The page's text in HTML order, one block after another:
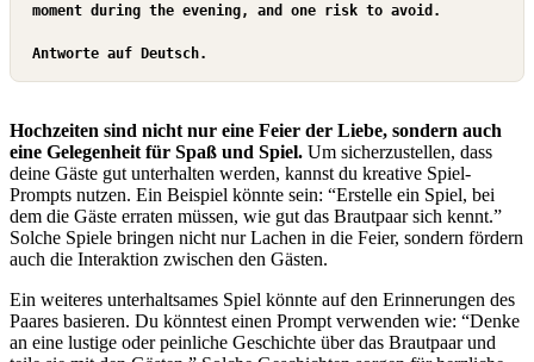
moment during the evening, and one risk to avoid.
Antworte auf Deutsch.
Hochzeiten sind nicht nur eine Feier der Liebe, sondern auch
eine Gelegenheit für Spaß und Spiel. Um sicherzustellen, dass
deine Gäste gut unterhalten werden, kannst du kreative Spiel-
Prompts nutzen. Ein Beispiel könnte sein: “Erstelle ein Spiel, bei
dem die Gäste erraten müssen, wie gut das Brautpaar sich kennt.”
Solche Spiele bringen nicht nur Lachen in die Feier, sondern fördern
auch die Interaktion zwischen den Gästen.
Ein weiteres unterhaltsames Spiel könnte auf den Erinnerungen des
Paares basieren. Du könntest einen Prompt verwenden wie: “Denke
an eine lustige oder peinliche Geschichte über das Brautpaar und